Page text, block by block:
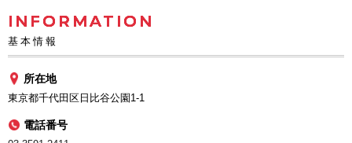
INFORMATION
基本情報
所在地
東京都千代田区日比谷公園1-1
電話番号